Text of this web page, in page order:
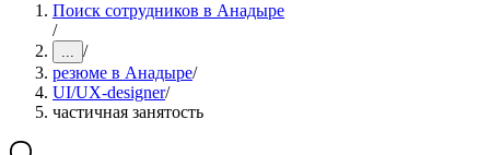
Поиск сотрудников в Анадыре
/
... /
резюме в Анадыре/
UI/UX-designer/
частичная занятость